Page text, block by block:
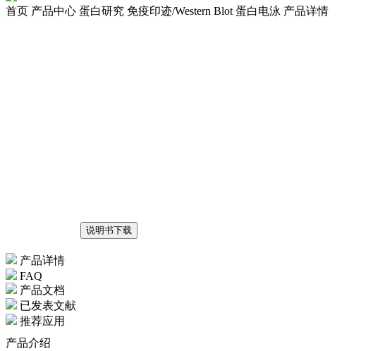
首页 产品中心 蛋白研究 免疫印迹/Western Blot 蛋白电泳 产品详情
说明书下载
产品详情
FAQ
产品文档
已发表文献
推荐应用
产品介绍